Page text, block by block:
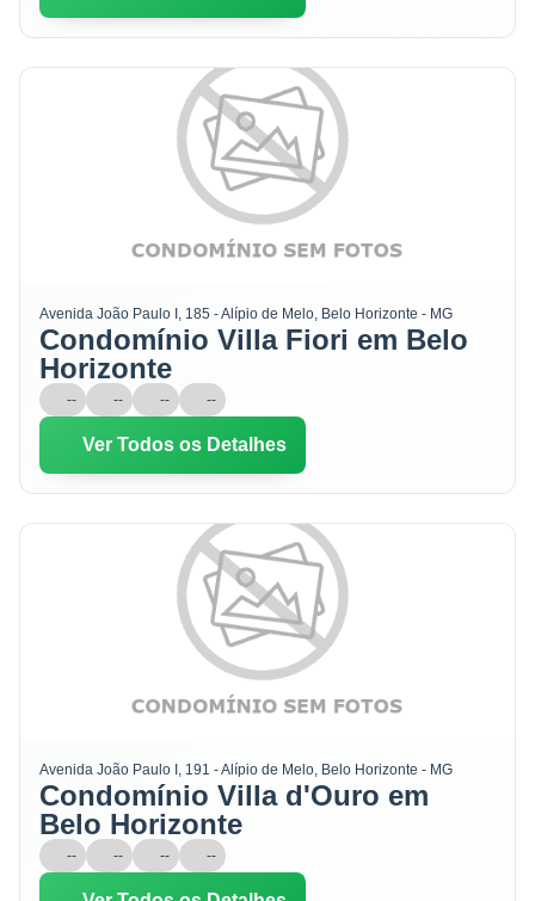
Avenida João Paulo I, 185 - Alípio de Melo, Belo Horizonte - MG
Condomínio Villa Fiori em Belo
Horizonte
-- -- -- --
Ver Todos os Detalhes
Avenida João Paulo I, 191 - Alípio de Melo, Belo Horizonte - MG
Condomínio Villa d'Ouro em
Belo Horizonte
-- -- -- --